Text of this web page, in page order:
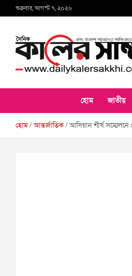
to
শুক্রবার, আগস্ট ৭, ২০২৬
কালের সাক্ষী
হোম জাতীয়
হোম আন্তর্জাতিক আসিয়ান শীর্ষ